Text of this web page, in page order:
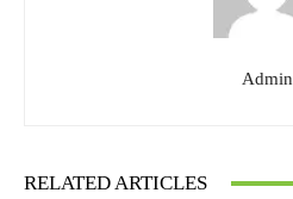
Admin
RELATED ARTICLES